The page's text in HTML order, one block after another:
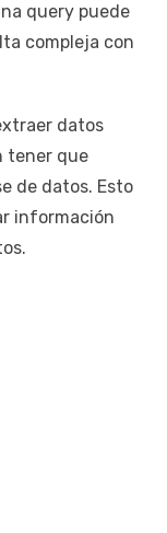
query puede
compleja con
datos
tener que
de datos. Esto
información